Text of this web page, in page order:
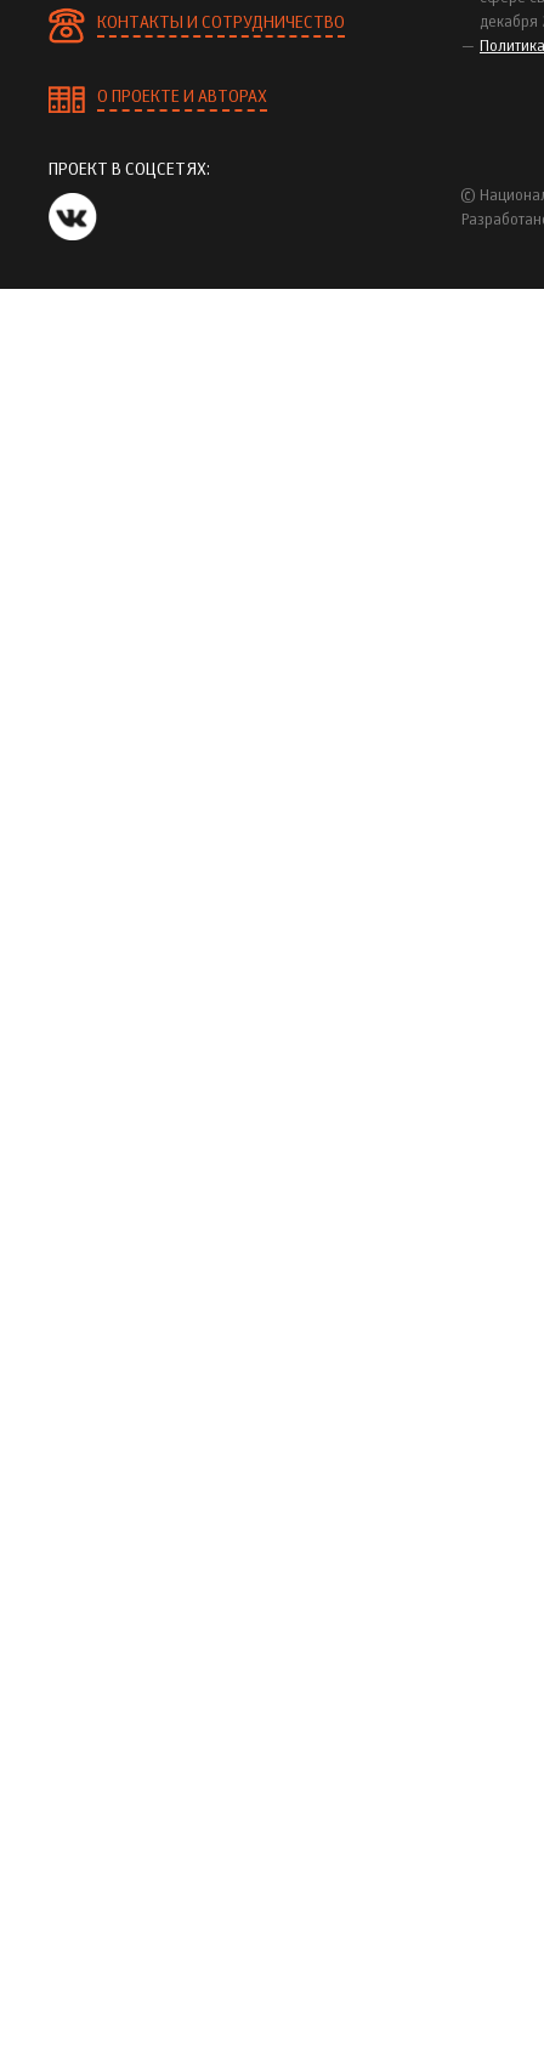
КОНТАКТЫ И СОТРУДНИЧЕСТВО
О ПРОЕКТЕ И АВТОРАХ
декабря
ПРОЕКТ В СОЦСЕТЯХ:
©